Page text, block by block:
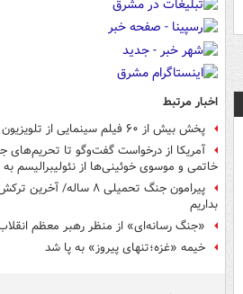
اخبار مرتبط
پخش بیش از ۶۰ فیلم سینمایی از تلویزیون در واپسین روزهای ماه‌ صفر
آمریکا از درخواست گفت‌وگو تا
خاتمی و موسوی خوئینی‌ها از نئولیبرالیسم
پیرامون جنگ تحمیلی ۸
بداریم
«جنگ رسانه‌ای» از منظر رهبر معظم
خیمه «غزه؛تنهای پیروز» به پا شد